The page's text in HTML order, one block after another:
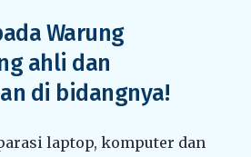
Warung
ahli dan
di bidangnya!
laptop, komputer dan